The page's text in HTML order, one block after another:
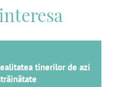
tinerilor de azi